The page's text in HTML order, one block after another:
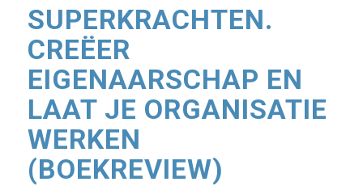
SUPERKRACHTEN.
CREËER
EIGENAARSCHAP EN
LAAT JE ORGANISATIE
WERKEN
(BOEKREVIEW)